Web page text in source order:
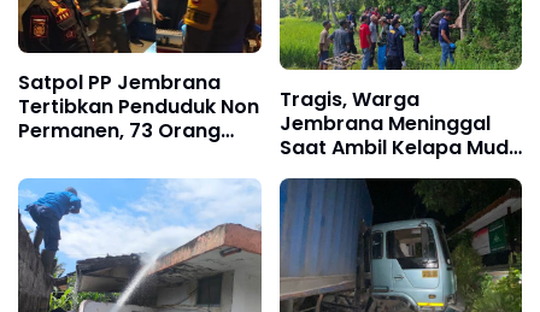
Satpol PP Jembrana
Tertibkan Penduduk Non
Permanen, 73 Orang
Negara
Tragis, Warga
Jembrana Meninggal
Saat Ambil Kelapa Muda
untuk Upacara